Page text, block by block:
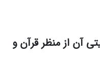
آن از منظر قرآن و